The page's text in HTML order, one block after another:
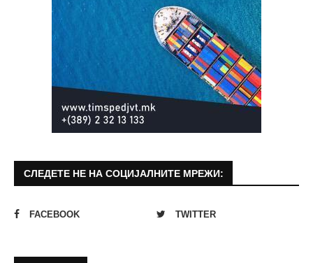
СЛЕДЕТЕ НЕ НА СОЦИЈАЛНИТЕ МРЕЖИ:
FACEBOOK TWITTER